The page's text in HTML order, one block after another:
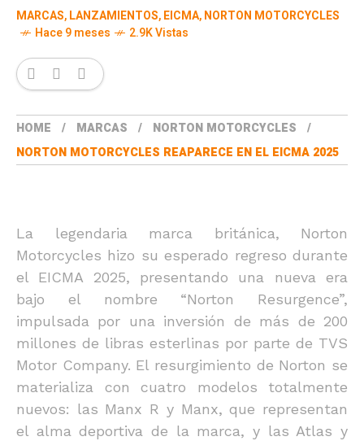
MARCAS,LANZAMIENTOS,EICMA,NORTON MOTORCYCLES
Hace 9 meses
2.9K Vistas
HOME MARCAS
NORTON MOTORCYCLES
NORTON MOTORCYCLES REAPARECE EN EL EICMA 2025
La legendaria marca británica, Norton
Motorcycles hizo su esperado regreso durante
el EICMA 2025, presentando una nueva era
bajo el nombre “Norton Resurgence”,
impulsada por una inversión de más de 200
millones de libras esterlinas por parte de TVS
Motor Company. El resurgimiento de Norton se
materializa con cuatro modelos totalmente
nuevos: las Manx R y Manx, que representan
el alma deportiva de la marca, y las Atlas y